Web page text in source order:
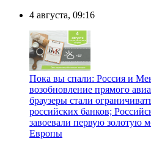
4 августа, 09:16
Пока вы спали: Россия и
возобновление прямого
браузеры стали
российских банков;
завоевали первую золотую
Европы